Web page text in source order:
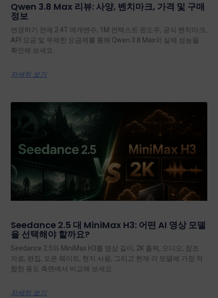
Qwen 3.8 Max 리뷰: 사양, 벤치마크, 가격 및 구매
정보
변경하기 전에 2.4T 매개변수, 1M 컨텍스트 윈도우, 공식 벤치마크,
API 요금 및 무제한 요금제를 통해 Qwen 3.8 Max의 실제 성능을
확인해 보세요.
자세히 보기
Seedance 2.5 대 MiniMax H3: 어떤 AI 영상 모델
을 선택해야 할까요?
Seedance 2.5와 MiniMax H3를 영상 길이, 2K 출력, 오디오, 참조
자료, 편집, 오픈 웨이트, 현지 사용, 그리고 현재 각 모델에 가장 적
합한 용도 측면에서 비교해 보세요.
자세히 보기